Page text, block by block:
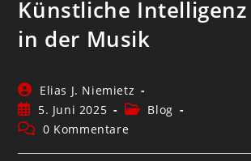
Künstliche Intelligenz
in der Musik
Elias J. Niemietz
5. Juni 2025
Blog
0 Kommentare